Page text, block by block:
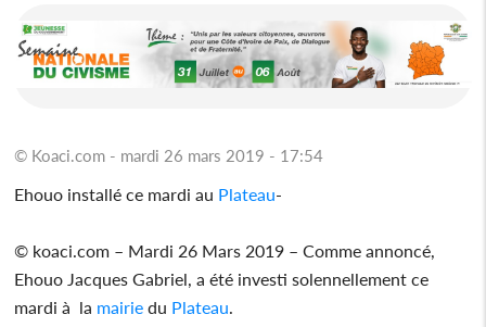
© Koaci.com - mardi 26 mars 2019 - 17:54
Ehouo installé ce mardi au Plateau-
© koaci.com – Mardi 26 Mars 2019 – Comme annoncé,
Ehouo Jacques Gabriel, a été investi solennellement ce
mardi à la mairie du Plateau.